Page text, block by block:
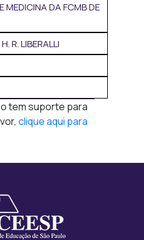
MEDICINA DA FCMB DE
R. LIBERALLI
tem suporte para
clique aqui para